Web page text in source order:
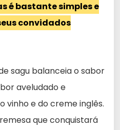
é bastante simples e
convidados
sagu balanceia o sabor
aveludado e
vinho e do creme inglês.
que conquistará